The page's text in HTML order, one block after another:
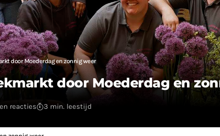
door Moederdag en zonnig weer
door Moederdag en
reacties 3 min. leestijd